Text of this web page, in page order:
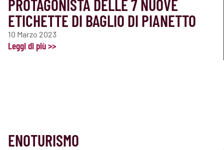
PROTAGONISTA DELLE 7 NUOVE
ETICHETTE DI BAGLIO DI PIANETTO
10 Marzo 2023
Leggi di più >>
ENOTURISMO